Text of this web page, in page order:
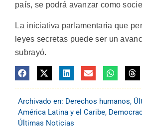
país, se podrá avanzar como
La iniciativa parlamentaria que
leyes secretas puede ser un
subrayó.
Archivado en: Derechos humanos,
América Latina y el Caribe,
Últimas Noticias